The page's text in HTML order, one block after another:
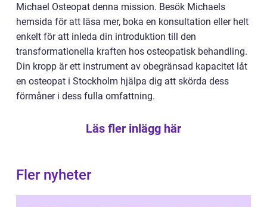
Michael Osteopat denna mission. Besök Michaels
hemsida för att läsa mer, boka en konsultation eller helt
enkelt för att inleda din introduktion till den
transformationella kraften hos osteopatisk behandling.
Din kropp är ett instrument av obegränsad kapacitet låt
en osteopat i Stockholm hjälpa dig att skörda dess
förmåner i dess fulla omfattning.
Läs fler inlägg här
Fler nyheter